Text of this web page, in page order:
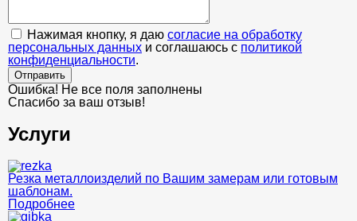
Нажимая кнопку, я даю согласие на обработку
персональных данных и соглашаюсь с политикой
конфиденциальности.
Отправить
Ошибка! Не все поля заполнены
Спасибо за ваш отзыв!
Услуги
Резка металлоизделий по Вашим замерам или готовым
шаблонам.
Подробнее